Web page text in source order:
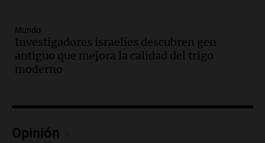
hacerle preguntas y nunca regresó"
Una mañana para todos
Episodios
Audio.
800 kilos de basura por jornada
Episodios
Mundo
Investigadores israelíes descubren gen
antiguo que mejora la calidad del trigo
moderno
Opinión